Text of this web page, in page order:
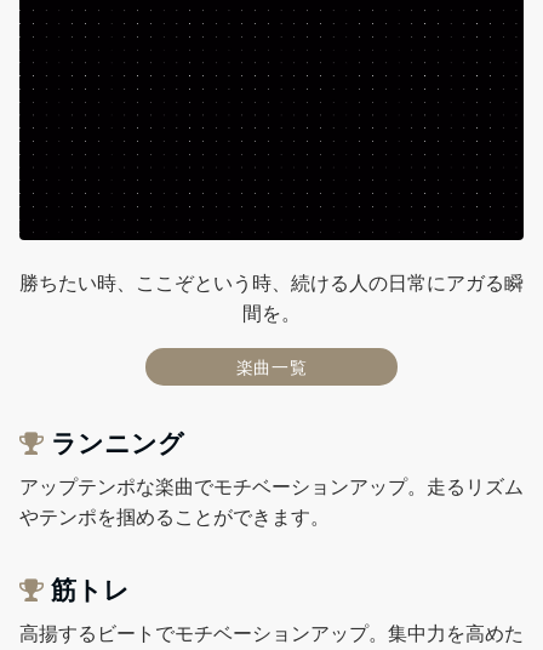
勝ちたい時、ここぞという時、続ける人の日常にアガる瞬
間を。
楽曲一覧
ランニング
アップテンポな楽曲でモチベーションアップ。走るリズム
やテンポを掴めることができます。
筋トレ
高揚するビートでモチベーションアップ。集中力を高めた